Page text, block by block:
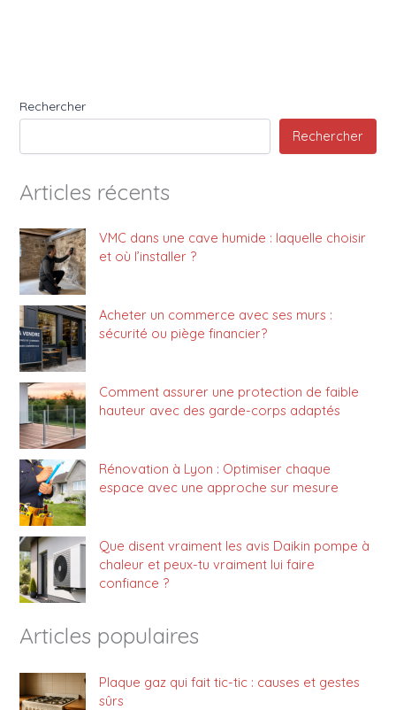
Rechercher
Rechercher
Articles récents
VMC dans une cave humide : laquelle choisir
et où l’installer ?
Acheter un commerce avec ses murs :
sécurité ou piège financier?
Comment assurer une protection de faible
hauteur avec des garde-corps adaptés
Rénovation à Lyon : Optimiser chaque
espace avec une approche sur mesure
Que disent vraiment les avis Daikin pompe à
chaleur et peux-tu vraiment lui faire
confiance ?
Articles populaires
Plaque gaz qui fait tic-tic : causes et gestes
sûrs